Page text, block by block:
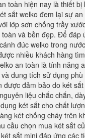
toàn hiện nay là thiết bị
sắt welko đem lại sự
lớp sơn chống trầy
và bền đẹp. Để đáp
đúc welko trong
nhiều khách hàng
an toàn là tính năng
dung tích sử dụng
được đảm bảo do két
liệu chắc chắn,
két sắt cho chất
két chống cháy trên
cầu chọn mua két sắt
sắt mini đáp ứng các